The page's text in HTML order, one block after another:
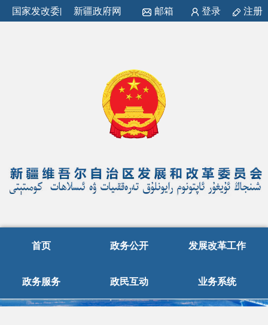
国家发改委| 新疆政府网 邮箱 登录 注册
首页 政务公开 发展改革工作
政务服务 政民互动 业务系统